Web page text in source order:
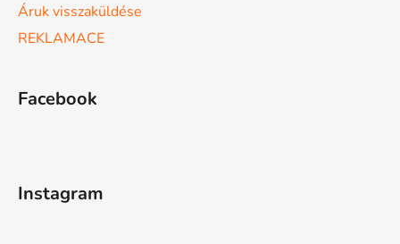
Áruk visszaküldése
REKLAMACE
Facebook
Instagram